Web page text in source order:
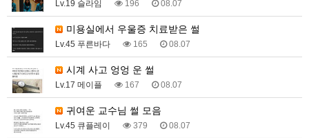
Lv.19 슬라임 196 08.07
미용실에서 우울증 치료받은 썰
Lv.45 푸른바다 165 08.07
시계 사고 엉엉 운 썰
Lv.17 메이플 167 08.07
귀여운 교수님 썰 모음
Lv.45 큐플레이 379 08.07